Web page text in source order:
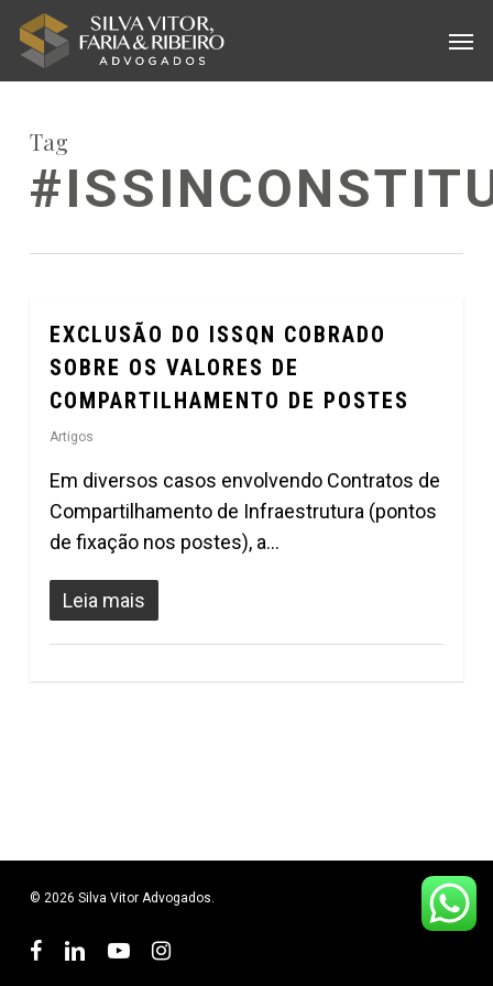
Skip
Tag
EXCLUSÃO DO ISSQN COBRADO
SOBRE OS VALORES DE
COMPARTILHAMENTO DE POSTES
Artigos
Em diversos casos envolvendo Contratos de
Compartilhamento de Infraestrutura (pontos
de fixação nos postes), a…
Leia mais
© 2026 Silva Vitor Advogados.
facebooklinkedinyoutubeinstagram